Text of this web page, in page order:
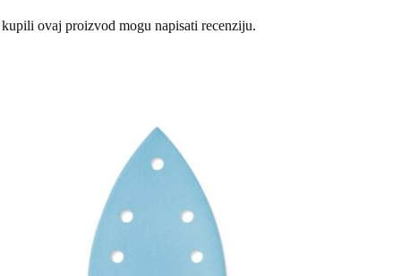
ovaj proizvod mogu napisati recenziju.